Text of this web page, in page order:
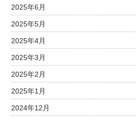
2025年6月
2025年5月
2025年4月
2025年3月
2025年2月
2025年1月
2024年12月